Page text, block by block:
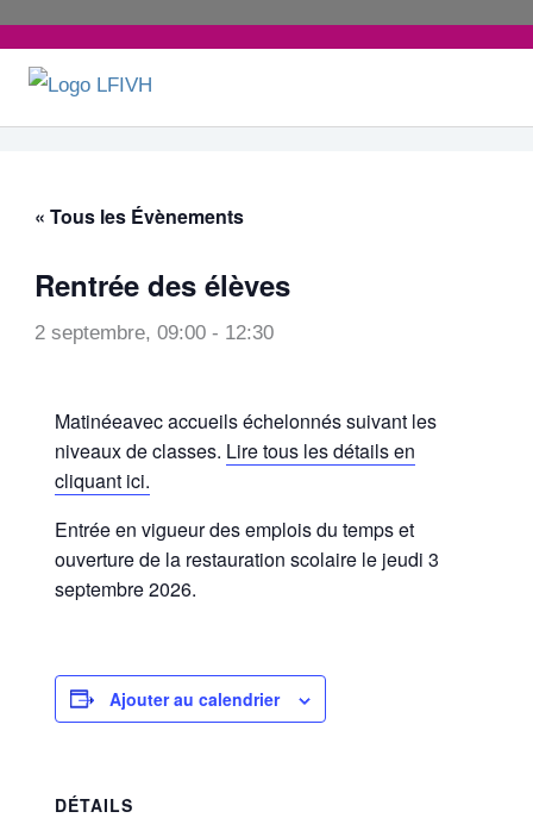
au
contenu
« Tous les Évènements
Rentrée des élèves
2 septembre, 09:00 - 12:30
Matinéeavec accueils échelonnés suivant les
niveaux de classes. Lire tous les détails en
cliquant ici.
Entrée en vigueur des emplois du temps et
ouverture de la restauration scolaire le jeudi 3
septembre 2026.
Ajouter au calendrier
DÉTAILS